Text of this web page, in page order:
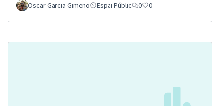
Oscar Garcia Gimeno
Espai Públic 0 0